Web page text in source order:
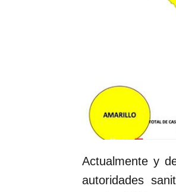
Actualmente y
autoridades